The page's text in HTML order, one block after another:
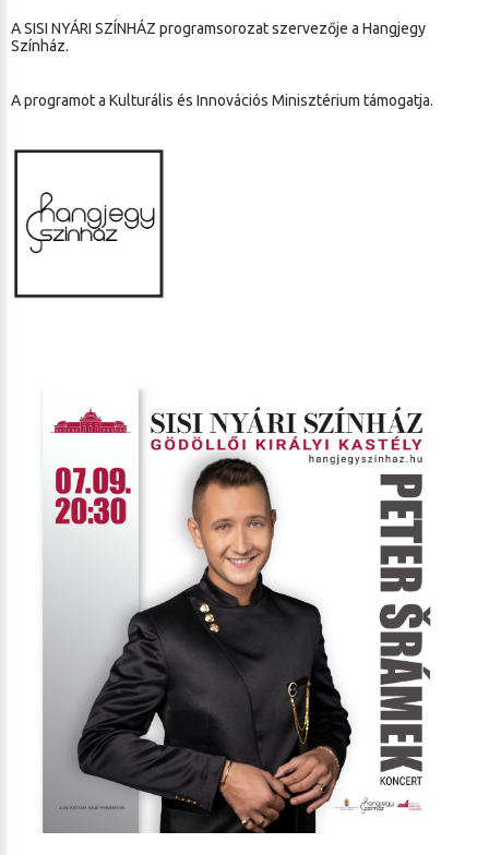
A SISI NYÁRI SZÍNHÁZ programsorozat szervezője a Hangjegy
Színház.
A programot a Kulturális és Innovációs Minisztérium támogatja.